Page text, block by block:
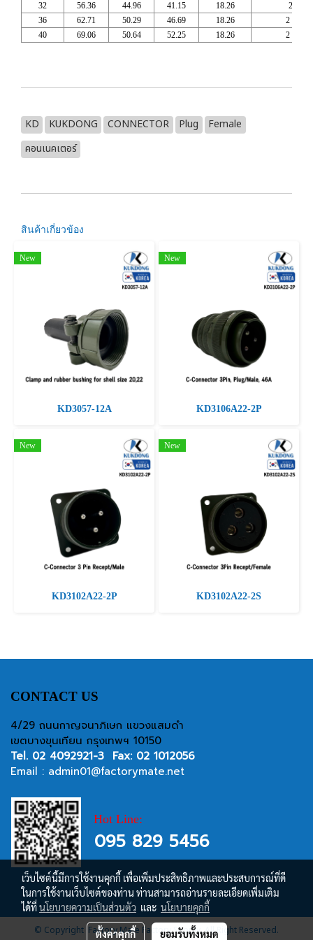
32
56.36 44.96 41.15 18.26
2 -
36
62.71 50.29 46.69 18.26
2 1/4-
40
69.06 50.64 52.25 18.26 2 1/2-
KD KUKDONG CONNECTOR Plug
Female
คอนเนคเตอร์
สินค้าเกี่ยวข้อง
New
KD3057-12A
New
KD3106A22-2P
New
KD3102A22-2P
New
KD3102A22-2S
CONTACT US
4/29 ถนนกาญจนาภิเษก แขวงแสมดำ
เขตบางขุนเทียน กรุงเทพฯ 10150
Tel. 02 4092921-3 Fax: 02 1012056
Email : admin01@factorymate.net
Hot Line:
095 829 5456
© Copyright Factory Mate Factory Supply, All Right Reserved.
เว็บไซต์นี้มีการใช้งานคุกกี้ เพื่อเพิ่มประสิทธิภาพและประสบการณ์ที่ดี
ในการใช้งานเว็บไซต์ของท่าน ท่านสามารถอ่านรายละเอียดเพิ่มเติม
ได้ที่นโยบายความเป็นส่วนตัว และ นโยบายคุกกี้
ตั้งค่าคุกกี้ ยอมรับทั้งหมด